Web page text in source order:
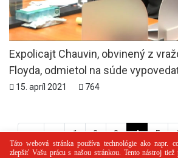
Expolicajt Chauvin, obvinený z
Floyda, odmietol na súde
15. apríl 2021 764
<< < 1 2 3 4 5